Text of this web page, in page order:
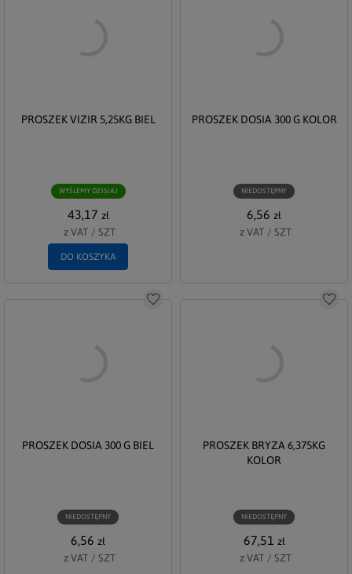
PROSZEK VIZIR 5,25KG BIEL
WYŚLEMY DZISIAJ
43,17 zł
z VAT / SZT
DO KOSZYKA
PROSZEK DOSIA 300 G KOLOR
NIEDOSTĘPNY
6,56 zł
z VAT / SZT
Do schowka
PROSZEK DOSIA 300 G BIEL
NIEDOSTĘPNY
6,56 zł
z VAT / SZT
Do
PROSZEK BRYZA 6,375KG
KOLOR
NIEDOSTĘPNY
67,51 zł
z VAT / SZT